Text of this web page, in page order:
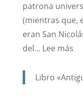
patrona
(mientras que,
eran San
del... Lee más:
Libro